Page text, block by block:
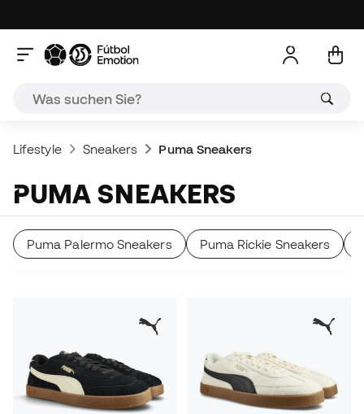
Lifestyle Sneakers Puma Sneakers
PUMA SNEAKERS
Puma Palermo Sneakers Puma Rickie Sneakers